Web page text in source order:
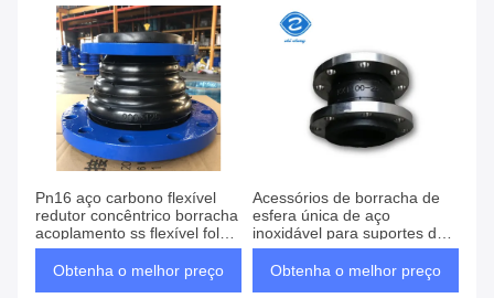
Pn16 aço carbono flexível
redutor concêntrico borracha
acoplamento ss flexível fole
conduta
Obtenha o melhor preço
Acessórios de borracha de
esfera única de aço
inoxidável para suportes de
ar e para flange da norma
DINObtenha o melhor preço